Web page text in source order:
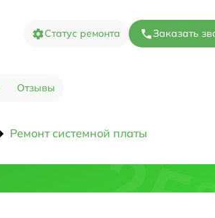
Статус ремонта Заказать
Отзывы
Ремонт системной платы